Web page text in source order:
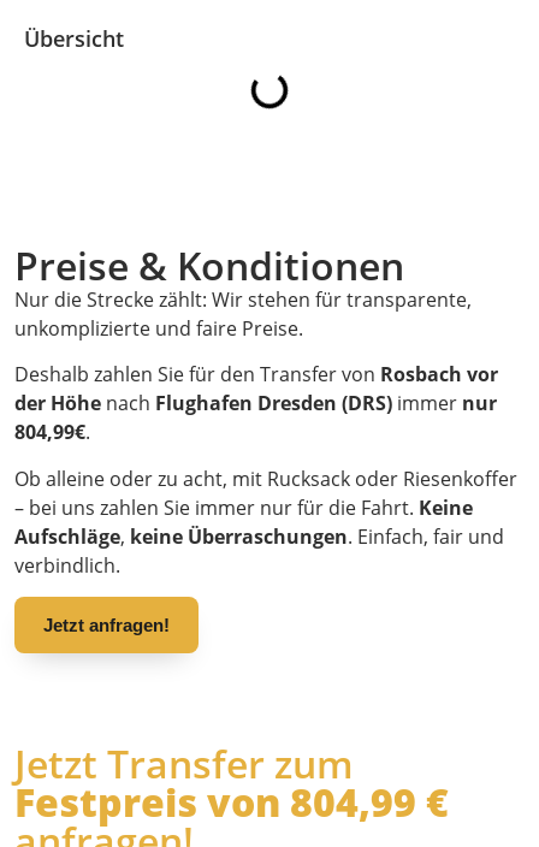
Übersicht
Preise & Konditionen
Nur die Strecke zählt: Wir stehen für transparente,
unkomplizierte und faire Preise.
Deshalb zahlen Sie für den Transfer von Rosbach vor
der Höhe nach Flughafen Dresden (DRS) immer nur
804,99€.
Ob alleine oder zu acht, mit Rucksack oder Riesenkoffer
– bei uns zahlen Sie immer nur für die Fahrt. Keine
Aufschläge, keine Überraschungen. Einfach, fair und
verbindlich.
Jetzt anfragen!
Jetzt Transfer zum
Festpreis von 804,99 €